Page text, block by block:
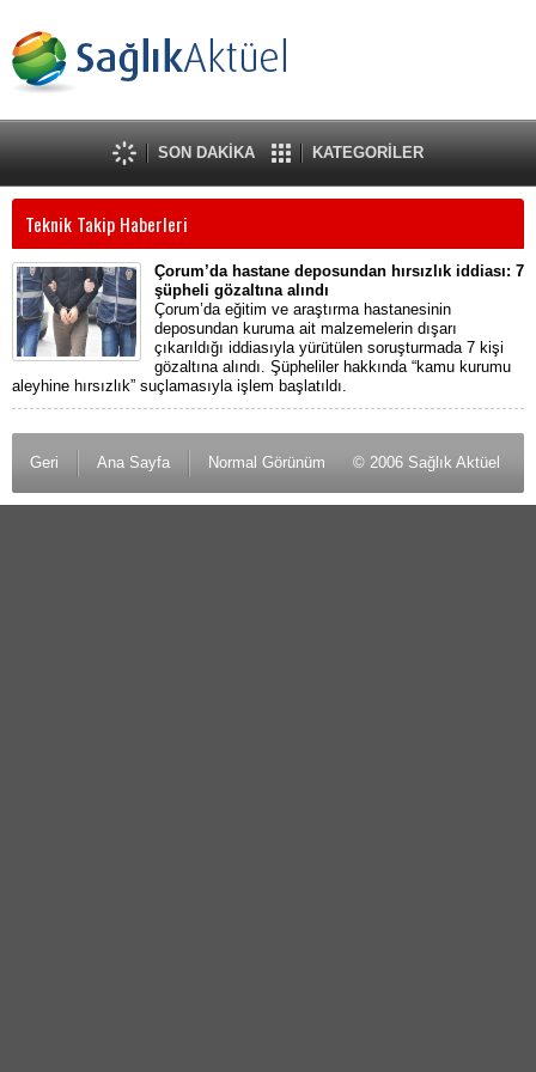
SON DAKİKA KATEGORİLER
Teknik Takip Haberleri
Çorum’da hastane deposundan hırsızlık iddiası: 7
şüpheli gözaltına alındı
Çorum’da eğitim ve araştırma hastanesinin
deposundan kuruma ait malzemelerin dışarı
çıkarıldığı iddiasıyla yürütülen soruşturmada 7 kişi
gözaltına alındı. Şüpheliler hakkında “kamu kurumu
aleyhine hırsızlık” suçlamasıyla işlem başlatıldı.
Geri Ana Sayfa Normal Görünüm © 2006 Sağlık Aktüel